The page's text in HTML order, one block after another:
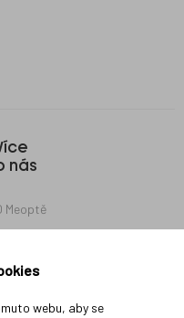
nás
Meoptě
v Meoptě
webu, aby se